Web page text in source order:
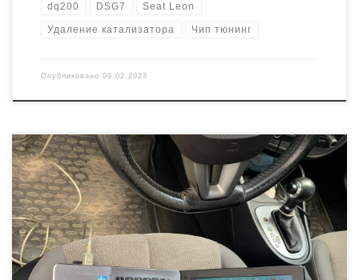
dq200 DSG7 Seat Leon
Удаление катализатора Чип тюнинг
Опубликовано 09.02.2023
Автомобиль Сеат Леон 12 года выпуска с роботизированной
коробкой передач DSG7 (dq200). Сделали stage 2 с
оптимизированным начальным крутящим моментом под «сухую»
коробку передач. Добавили эффект «отстрелов» на сбросе газа.